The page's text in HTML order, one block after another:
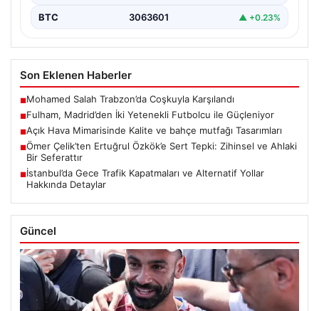
BTC 3063601 ▲ +0.23%
Son Eklenen Haberler
■Mohamed Salah Trabzon’da Coşkuyla Karşılandı
■Fulham, Madrid’den İki Yetenekli Futbolcu ile Güçleniyor
■Açık Hava Mimarisinde Kalite ve bahçe mutfağı Tasarımları
■Ömer Çelik’ten Ertuğrul Özkök’e Sert Tepki: Zihinsel ve Ahlaki
Bir Seferattır
■İstanbul’da Gece Trafik Kapatmaları ve Alternatif Yollar
Hakkında Detaylar
Güncel